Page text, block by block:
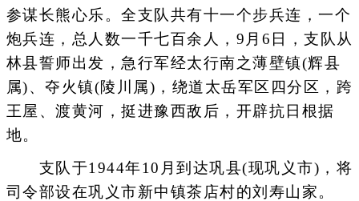
参谋长熊心乐。全支队共有十一个步兵连，一个
炮兵连，总人数一千七百余人，9月6日，支队从
林县誓师出发，急行军经太行南之薄壁镇(辉县
属)、夺火镇(陵川属)，绕道太岳军区四分区，跨
王屋、渡黄河，挺进豫西敌后，开辟抗日根据
地。
支队于1944年10月到达巩县(现巩义市)，将
司令部设在巩义市新中镇茶店村的刘寿山家。